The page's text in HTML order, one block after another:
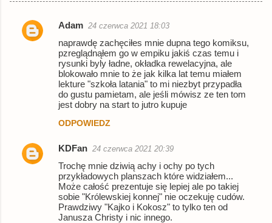
K
r
Adam 24 czerwca 2021 18:03
naprawdę zachęciłes mnie dupna tego komiksu,
pzreglądnąłem go w empiku jakiś czas temu i
rysunki byly ładne, okładka rewelacyjna, ale
blokowało mnie to że jak kilka lat temu miałem
lekture "szkoła latania" to mi niezbyt przypadła
do gustu pamietam, ale jeśli mówisz ze ten tom
jest dobry na start to jutro kupuje
ODPOWIEDZ
KDFan 24 czerwca 2021 20:39
Trochę mnie dziwią achy i ochy po tych
przykładowych planszach które widziałem...
Może całość prezentuje się lepiej ale po takiej
sobie "Królewskiej konnej" nie oczekuję cudów.
Prawdziwy "Kajko i Kokosz" to tylko ten od
Janusza Christy i nic innego.